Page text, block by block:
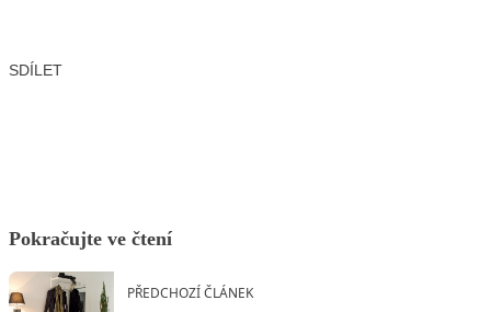
SDÍLET
Pokračujte ve čtení
PŘEDCHOZÍ ČLÁNEK